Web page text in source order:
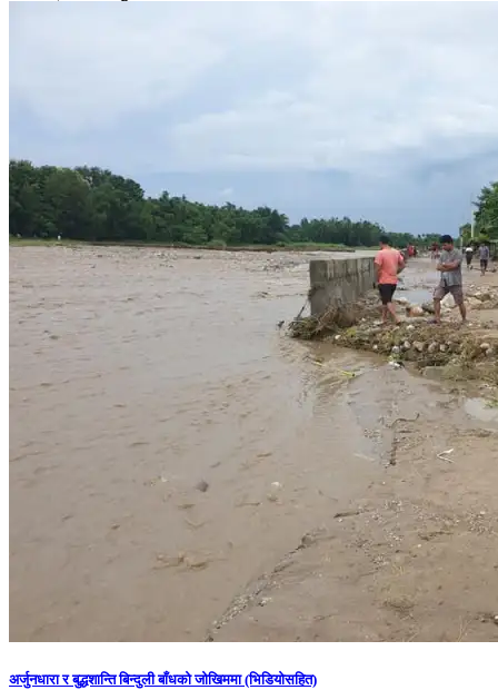
अर्जुनधारा र बुद्धशान्ति बिन्दुली बाँधको जोखिममा (भिडियाेसहित)